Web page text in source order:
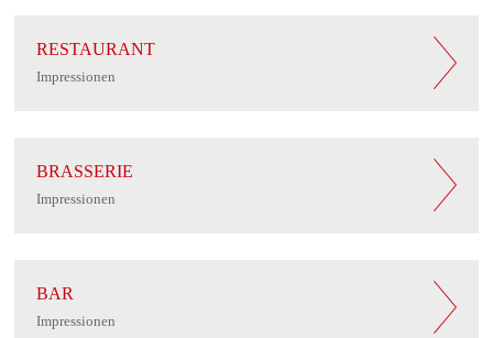
RESTAURANT
Impressionen
BRASSERIE
Impressionen
BAR
Impressionen